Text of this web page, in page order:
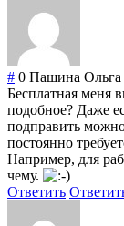
# 0 Пашина Ольга
Бесплатная меня
подобное? Даже
подправить
постоянно
Например, для
чему.
Ответить